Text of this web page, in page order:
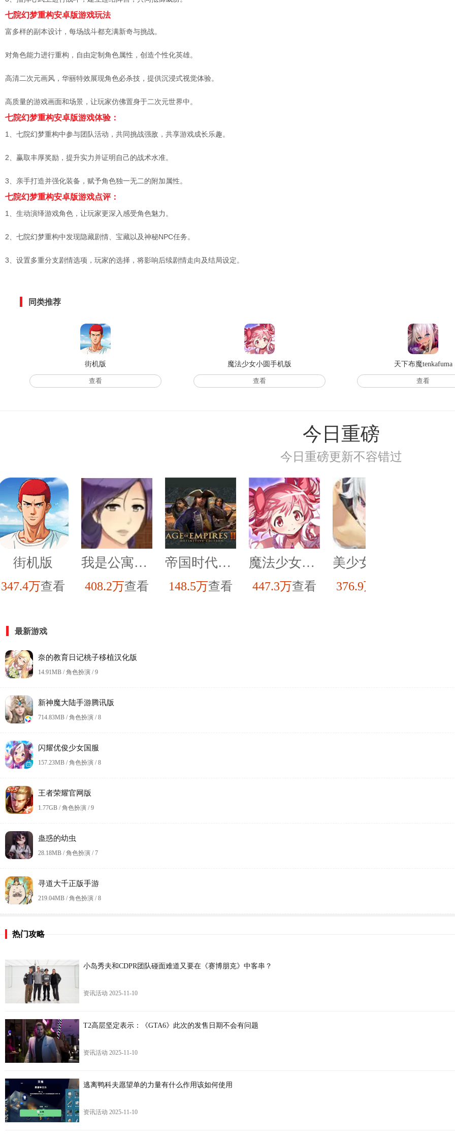
七院幻梦重构安卓版游戏玩法
富多样的副本设计，每场战斗都充满新奇与挑战。
对角色能力进行重构，自由定制角色属性，创造个性化英雄。
高清二次元画风，华丽特效展现角色必杀技，提供沉浸式视觉体验。
高质量的游戏画面和场景，让玩家仿佛置身于二次元世界中。
七院幻梦重构安卓版游戏体验：
1、七院幻梦重构中参与团队活动，共同挑战强敌，共享游戏成长乐趣。
2、赢取丰厚奖励，提升实力并证明自己的战术水准。
3、亲手打造并强化装备，赋予角色独一无二的附加属性。
七院幻梦重构安卓版游戏点评：
1、生动演绎游戏角色，让玩家更深入感受角色魅力。
2、七院幻梦重构中发现隐藏剧情、宝藏以及神秘NPC任务。
3、设置多重分支剧情选项，玩家的选择，将影响后续剧情走向及结局设定。
同类推荐
街机版
查看
魔法少女小圆手机版
查看
天下布魔tenkafuma
查看
今日重磅
今日重磅更新不容错过
街机版
347.4万查看
我是公寓管理员汉化版
408.2万查看
帝国时代3手机版
148.5万查看
魔法少女小圆手机版
447.3万查看 376.9万
最新游戏
奈的教育日记桃子移植汉化版
14.91MB / 角色扮演 /9
新神魔大陆手游腾讯版
714.83MB / 角色扮演 /8
闪耀优俊少女国服
157.23MB / 角色扮演 /8
王者荣耀官网版
1.77GB / 角色扮演 /9
蛊惑的幼虫
28.18MB / 角色扮演 /7
寻道大千正版手游
219.04MB / 角色扮演 /8
热门攻略
小岛秀夫和CDPR团队碰面难道又要在《赛博朋克》中客串？
资讯活动 2025-11-10
T2高层坚定表示：《GTA6》此次的发售日期不会有问题
资讯活动 2025-11-10
逃离鸭科夫愿望单的力量有什么作用该如何使用
资讯活动 2025-11-10